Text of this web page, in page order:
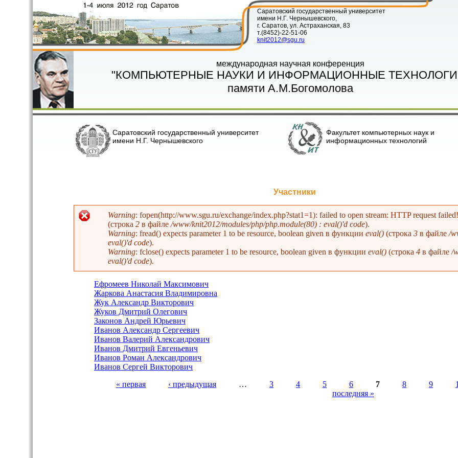
Перейти к основному содержанию
Саратовский государственный университет
имени Н.Г. Чернышевского,
г. Саратов, ул. Астраханская, 83
т.(8452)-22-51-06
knit2012@sgu.ru
международная научная конференция
"КОМПЬЮТЕРНЫЕ НАУКИ И ИНФОРМАЦИОННЫЕ
памяти А.М.Богомолова
Саратовский государственный университет
имени Н.Г. Чернышевского
Факультет компьютерных наук и
информационных технологий
Участники
Сообщение об ошибке
Warning: fopen(http://www.sgu.ru/exchange/index.php?stat1=1): failed to open stream: HTTP request
(строка 2 в файле/www/knit2012/modules/php/php.module(80) : eval()'d code).
Warning: fread() expects parameter 1 to be resource, boolean given в функции eval() (строка 3 в файле/
eval()'d code).
Warning: fclose() expects parameter 1 to be resource, boolean given в функции eval() (строка 4 в файле/
eval()'d code).
Ефромеев Николай Максимович
Жаркова Анастасия Владимировна
Жук Александр Викторович
Жуков Дмитрий Олегович
Законов Андрей Юрьевич
Иванов Александр Сергеевич
Иванов Валерий Александрович
Иванов Дмитрий Евгеньевич
Иванов Роман Александрович
Иванов Сергей Викторович
« первая ‹ предыдущая … 3 4 5 6 7 8 9
последняя »